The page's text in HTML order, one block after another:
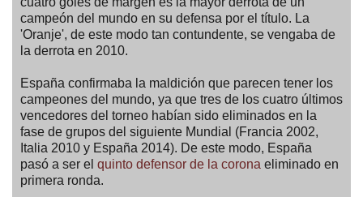
campeón del mundo en su defensa por el título. La
'Oranje', de este modo tan contundente, se vengaba de
la derrota en 2010.
España confirmaba la maldición que parecen tener los
campeones del mundo, ya que tres de los cuatro últimos
vencedores del torneo habían sido eliminados en la
fase de grupos del siguiente Mundial (Francia 2002,
Italia 2010 y España 2014). De este modo, España
pasó a ser el quinto defensor de la corona eliminado en
primera ronda.